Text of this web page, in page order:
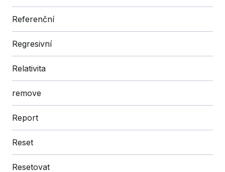
Referenční
Regresivní
Relativita
remove
Report
Reset
Resetovat